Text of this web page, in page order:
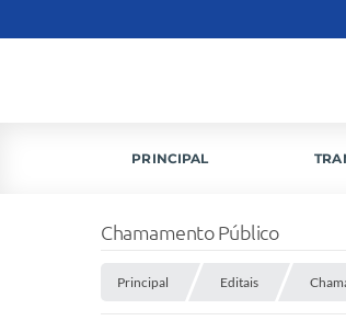
PRINCIPAL
Chamamento Público
Principal Editais